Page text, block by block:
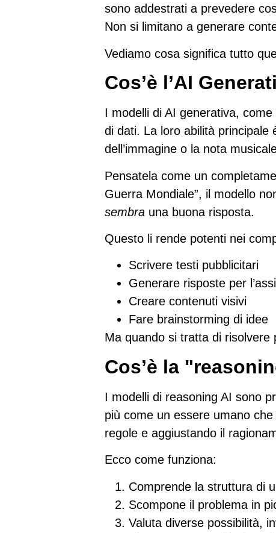
sono addestrati a prevedere
Non si limitano a generare
Vediamo cosa significa tutto
Cos’è l’AI
I modelli di AI generativa,
di dati. La loro abilità principale
dell’immagine o la nota
Pensatela come un
Guerra Mondiale”, il modello
sembra una buona risposta.
Questo li rende potenti nei
Scrivere testi pubblicitari
Generare risposte per
Creare contenuti visivi
Fare brainstorming di idee
Ma quando si tratta di risolvere
Cos’è la
I modelli di reasoning AI sono
più come un essere umano
regole e aggiustando il
Ecco come funziona:
Comprende la struttura di
Scompone il problema in
Valuta diverse possibilità,